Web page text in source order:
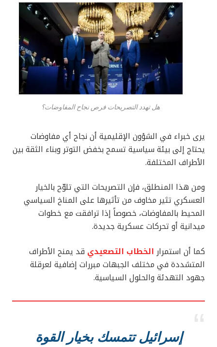
هل تهدد التصريحات فرص نجاح المفاوضات؟
يرى خبراء في الشؤون الإقليمية أن نجاح أي مفاوضات
يحتاج إلى بيئة سياسية تسمح بخفض التوتر وبناء الثقة بين
الأطراف المختلفة.
ومن هذا المنطلق، فإن التصريحات التي تلوّح بالخيار
العسكري تثير مخاوف من تأثيرها على المناخ السياسي
المحيط بالمفاوضات، خصوصاً إذا ترافقت مع خطوات
ميدانية أو تحركات عسكرية جديدة.
كما أن استمرار الخطاب التصعيدي قد يمنح الأطراف
المتشددة في مختلف الجبهات مبررات إضافية لعرقلة
جهود التهدئة والحلول السياسية.
إسرائيل تتمسك بخيار القوة